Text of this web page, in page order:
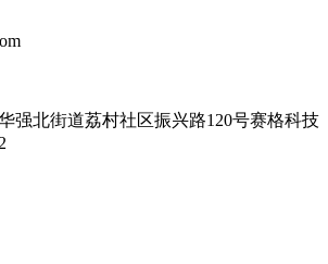
强北街道荔村社区振兴路120号赛格科技